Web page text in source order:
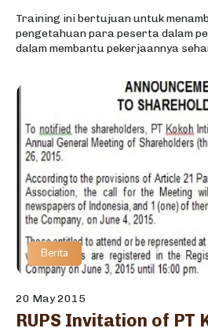
Training ini bertujuan untuk
pengetahuan para peserta dalam
dalam membantu pekerjaannya
Berita
20 May 2015